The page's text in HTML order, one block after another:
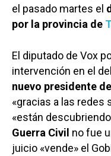
el pasado martes el
por la provincia de
El diputado de Vox
intervención en el
nuevo presidente
«gracias a las
«están
Guerra Civil no fue
juicio «vende» el